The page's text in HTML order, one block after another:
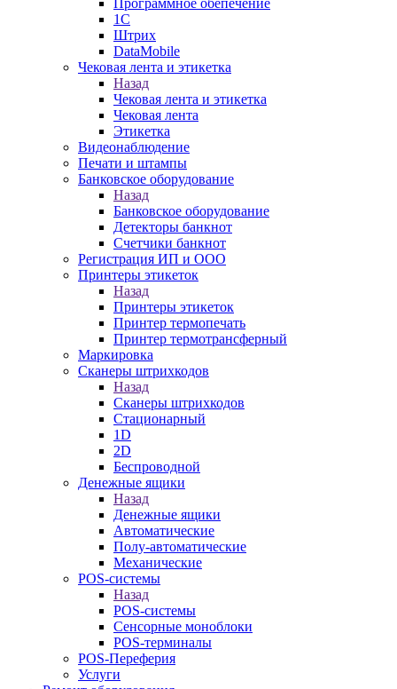
Программное обепечение
1С
Штрих
DataMobile
Чековая лента и этикетка
Назад
Чековая лента и этикетка
Чековая лента
Этикетка
Видеонаблюдение
Печати и штампы
Банковское оборудование
Назад
Банковское оборудование
Детекторы банкнот
Счетчики банкнот
Регистрация ИП и ООО
Принтеры этикеток
Назад
Принтеры этикеток
Принтер термопечать
Принтер термотрансферный
Маркировка
Сканеры штрихкодов
Назад
Сканеры штрихкодов
Стационарный
1D
2D
Беспроводной
Денежные ящики
Назад
Денежные ящики
Автоматические
Полу-автоматические
Механические
POS-системы
Назад
POS-системы
Сенсорные моноблоки
POS-терминалы
POS-Переферия
Услуги